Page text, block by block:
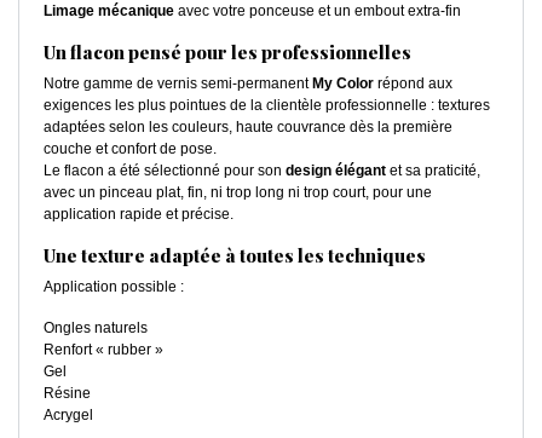
Limage mécanique avec votre ponceuse et un embout extra-fin
Un flacon pensé pour les professionnelles
Notre gamme de vernis semi-permanent My Color répond aux
exigences les plus pointues de la clientèle professionnelle : textures
adaptées selon les couleurs, haute couvrance dès la première
couche et confort de pose.
Le flacon a été sélectionné pour son design élégant et sa praticité,
avec un pinceau plat, fin, ni trop long ni trop court, pour une
application rapide et précise.
Une texture adaptée à toutes les techniques
Application possible :
Ongles naturels
Renfort « rubber »
Gel
Résine
Acrygel